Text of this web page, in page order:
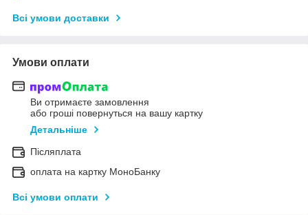
Всі умови доставки
Умови оплати
Ви отримаєте замовлення
або гроші повернуться на вашу картку
Детальніше
Післяплата
оплата на картку МоноБанку
Всі умови оплати